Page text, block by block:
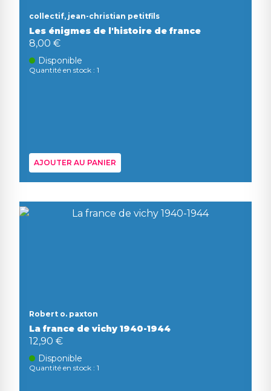
collectif, jean-christian petitfils
Les énigmes de l'histoire de france
8,00 €
Disponible
Quantité en stock : 1
AJOUTER AU PANIER
Robert o. paxton
La france de vichy 1940-1944
12,90 €
Disponible
Quantité en stock : 1